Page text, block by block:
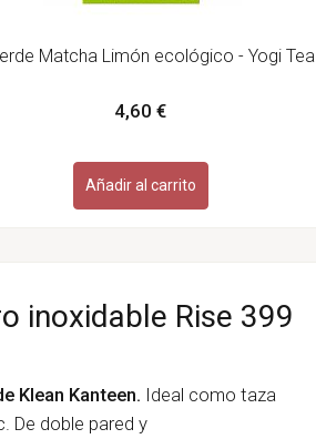
Matcha Limón ecológico - Yogi Tea
4,60 €
Añadir al carrito
inoxidable Rise 399
Klean Kanteen. Ideal como taza
De doble pared y